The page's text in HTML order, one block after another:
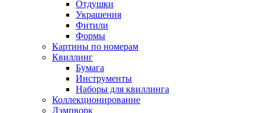
Отдушки
Украшения
Фитили
Формы
Картины по номерам
Квиллинг
Бумага
Инструменты
Наборы для квиллинга
Коллекционирование
Лэмпворк